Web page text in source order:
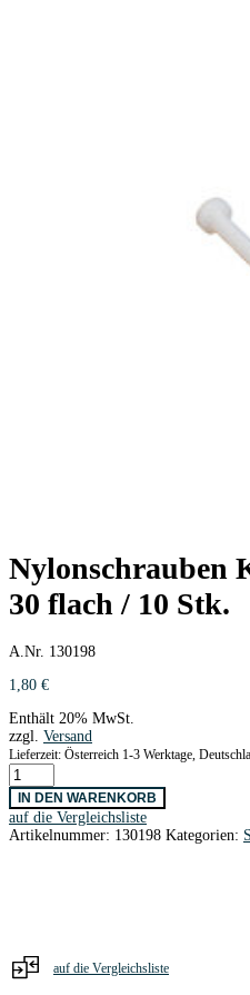
Nylonschrauben
30 flach / 10 Stk.
A.Nr. 130198
1,80 €
Enthält 20% MwSt.
zzgl. Versand
Lieferzeit: Österreich 1-3 Werktage,
Nylonschrauben
Kreuzschlitz
M3
x
30
IN DEN WARENKORB
auf die Vergleichsliste
Artikelnummer: 130198 Kategorien:
auf die Vergleichsliste